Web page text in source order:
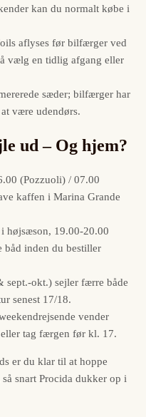
kan du normalt købe i
aflyses før bilfærger ved
vælg en tidlig afgang eller
sæder; bilfærger har
være udendørs.
ud – Og hjem?
(Pozzuoli) / 07.00
kaffen i Marina Grande
højsæson, 19.00-20.00
båd inden du bestiller
sept.-okt.) sejler færre både
senest 17/18.
vender
tag færgen før kl. 17.
er du klar til at hoppe
snart Procida dukker op i